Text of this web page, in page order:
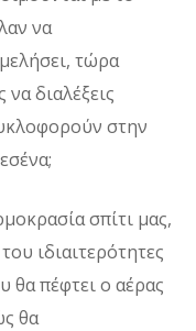
να
τώρα
διαλέξεις
στην
σπίτι μας,
ιδιαιτερότητες
θα πέφτει ο αέρας
θα